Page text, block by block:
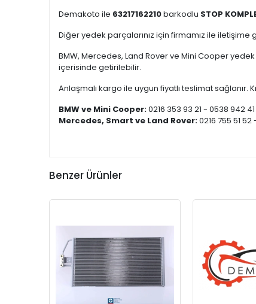
Demakoto ile 63217162210barkodlu STOP
Diğer yedek parçalarınız için firmamız ile
BMW, Mercedes, Land Rover ve Mini Cooper
içerisinde getirilebilir.
Anlaşmalı kargo ile uygun fiyatlı teslimat sağlanır.
BMW ve Mini Cooper:0216 353 93 21 - 0538 942
Mercedes, Smart ve Land Rover:0216 755 51 52
Benzer Ürünler